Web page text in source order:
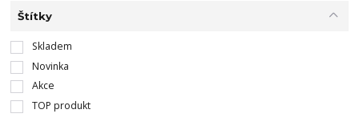
Štítky
Skladem
Novinka
Akce
TOP produkt